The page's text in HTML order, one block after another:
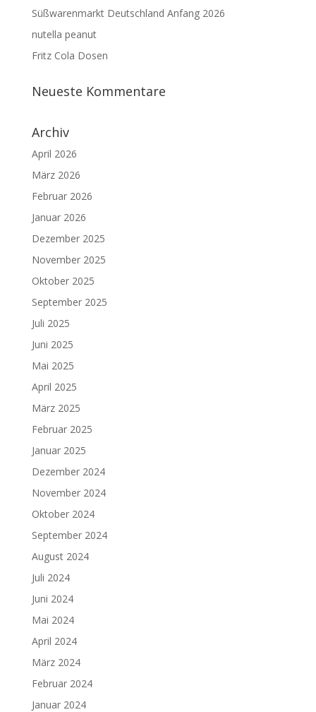
Süßwarenmarkt Deutschland Anfang 2026
nutella peanut
Fritz Cola Dosen
Neueste Kommentare
Archiv
April 2026
März 2026
Februar 2026
Januar 2026
Dezember 2025
November 2025
Oktober 2025
September 2025
Juli 2025
Juni 2025
Mai 2025
April 2025
März 2025
Februar 2025
Januar 2025
Dezember 2024
November 2024
Oktober 2024
September 2024
August 2024
Juli 2024
Juni 2024
Mai 2024
April 2024
März 2024
Februar 2024
Januar 2024